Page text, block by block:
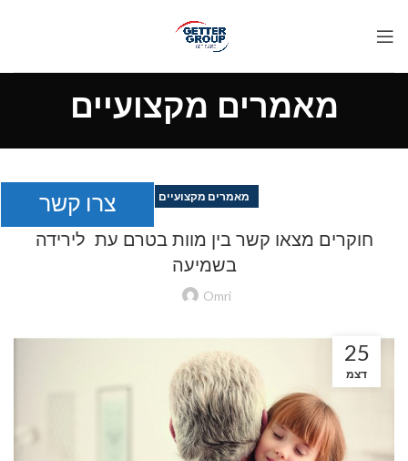
מאמרים מקצועיים
מאמרים מקצועיים
חוקרים מצאו קשר בין מוות בטרם עת לירידה
בשמיעה
Omri
25
דצמ
צרו קשר